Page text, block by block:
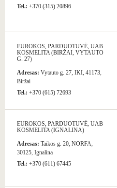
Tel.: +370 (315) 20896
EUROKOS, PARDUOTUVĖ, UAB
KOSMELITA (BIRŽAI, VYTAUTO
G. 27)
Adresas: Vytauto g. 27, IKI, 41173,
Biržai
Tel.: +370 (615) 72693
EUROKOS, PARDUOTUVĖ, UAB
KOSMELITA (IGNALINA)
Adresas: Taikos g. 20, NORFA,
30125, Ignalina
Tel.: +370 (611) 67445